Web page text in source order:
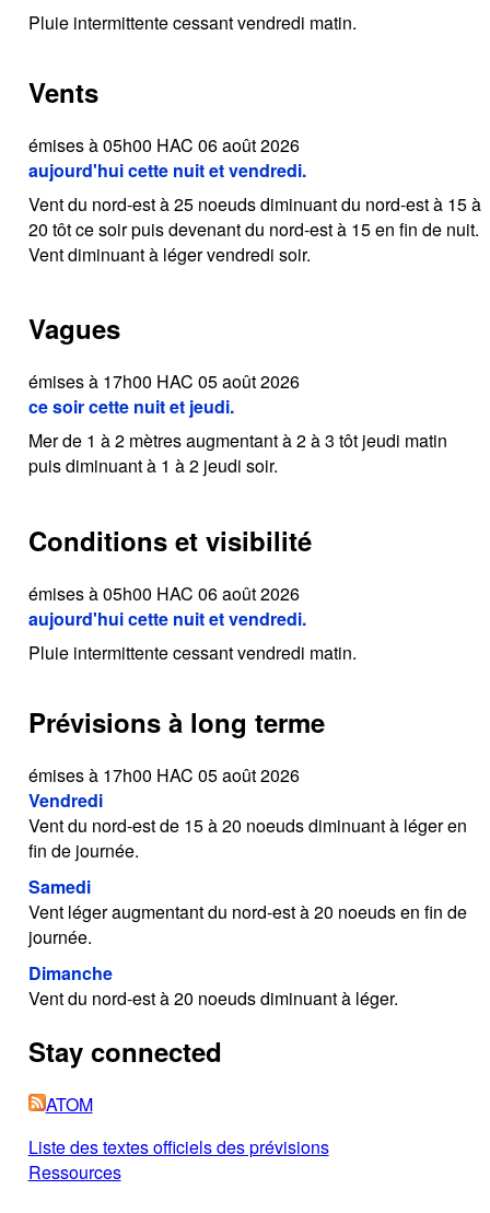
Pluie intermittente cessant vendredi matin.
Vents
émises à 05h00 HAC 06 août 2026
aujourd'hui cette nuit et vendredi.
Vent du nord-est à 25 noeuds diminuant du nord-est à 15 à
20 tôt ce soir puis devenant du nord-est à 15 en fin de nuit.
Vent diminuant à léger vendredi soir.
Vagues
émises à 17h00 HAC 05 août 2026
ce soir cette nuit et jeudi.
Mer de 1 à 2 mètres augmentant à 2 à 3 tôt jeudi matin
puis diminuant à 1 à 2 jeudi soir.
Conditions et visibilité
émises à 05h00 HAC 06 août 2026
aujourd'hui cette nuit et vendredi.
Pluie intermittente cessant vendredi matin.
Prévisions à long terme
émises à 17h00 HAC 05 août 2026
Vendredi
Vent du nord-est de 15 à 20 noeuds diminuant à léger en
fin de journée.
Samedi
Vent léger augmentant du nord-est à 20 noeuds en fin de
journée.
Dimanche
Vent du nord-est à 20 noeuds diminuant à léger.
Stay connected
ATOM
Liste des textes officiels des prévisions
Ressources